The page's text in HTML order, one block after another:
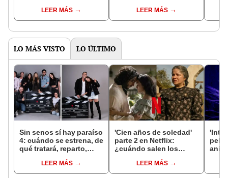
LEER MÁS
Aquí la guía completa
LEER MÁS
LO MÁS VISTO LO ÚLTIMO
Sin senos sí hay paraíso
4: cuándo se estrena, de
qué tratará, reparto,
todo sobre la nueva
temporada de la serie en
LEER MÁS
'Cien años de soledad'
parte 2 en Netflix:
¿cuándo salen los
serie colombiana?
LEER MÁS